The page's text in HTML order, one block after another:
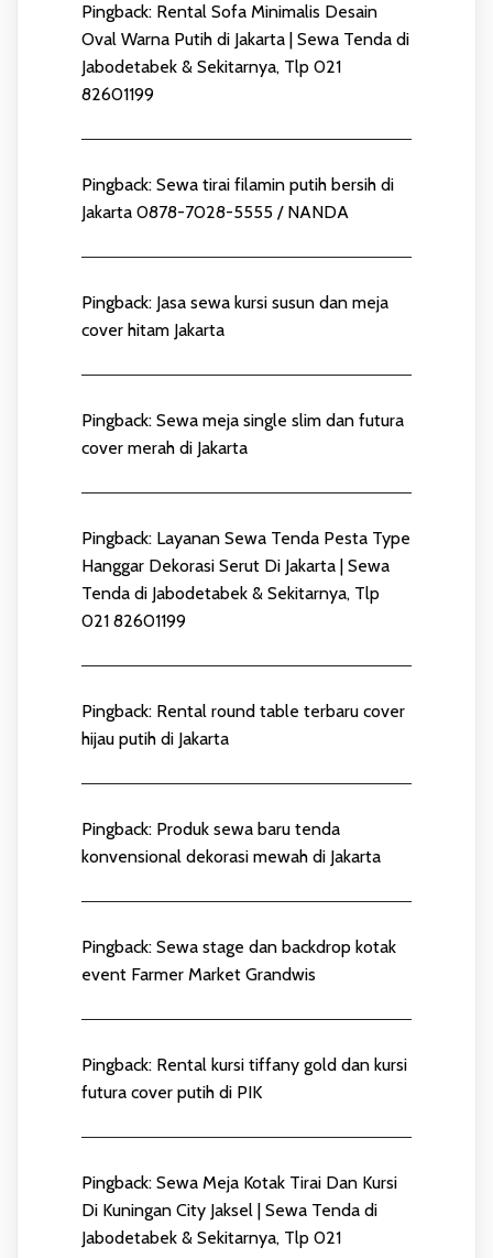
Pingback: Rental Sofa Minimalis Desain
Oval Warna Putih di Jakarta | Sewa Tenda di
Jabodetabek & Sekitarnya, Tlp 021
82601199
Pingback:Sewa tirai filamin putih bersih di
Jakarta 0878-7028-5555 / NANDA
Pingback: Jasa sewa kursi susun dan meja
cover hitam Jakarta
Pingback:Sewa meja single slim dan futura
cover merah di Jakarta
Pingback: Layanan Sewa Tenda Pesta Type
Hanggar Dekorasi Serut Di Jakarta | Sewa
Tenda di Jabodetabek & Sekitarnya, Tlp
021 82601199
Pingback: Rental round table terbaru cover
hijau putih di Jakarta
Pingback: Produk sewa baru tenda
konvensional dekorasi mewah di Jakarta
Pingback:Sewa stage dan backdrop kotak
event Farmer Market Grandwis
Pingback: Rental kursi tiffany gold dan kursi
futura cover putih di PIK
Pingback:Sewa Meja Kotak Tirai Dan Kursi
Di Kuningan City Jaksel | Sewa Tenda di
Jabodetabek & Sekitarnya, Tlp 021